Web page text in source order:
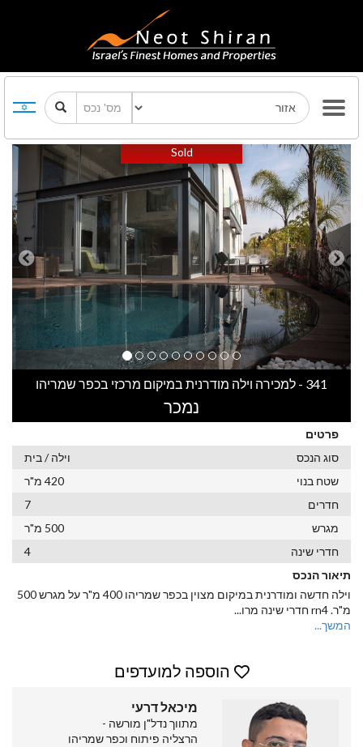
Sold
Previous Next
341 - למכירה וילה מודרנית במיקום מרכזי בכפר שמריהו
נמכר
פרטים
סוג הנכס
וילה / בית
שטח בנוי
420 מ"ר
חדרים
7
מגרש
500 מ"ר
חדרי שינה
4
תיאור הנכס
וילה חדשה ומודרנית במיקום מצוין בכפר שמריהו 400 מ"ר על מגרש 500
מ"ר. rn4 חדרי שינה מרו
...
המשך...
הוספה למועדפים
מיכאל דרעי
מתווך נדל"ן מורשה -
הרצליה פיתוח וכפר שמריהו